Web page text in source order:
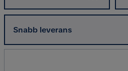
Snabb leverans